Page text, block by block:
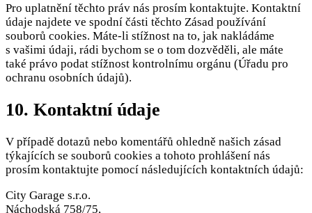
Pro uplatnění těchto práv nás prosím kontaktujte. Kontaktní
údaje najdete ve spodní části těchto Zásad používání
souborů cookies. Máte-li stížnost na to, jak nakládáme
s vašimi údaji, rádi bychom se o tom dozvěděli, ale máte
také právo podat stížnost kontrolnímu orgánu (Úřadu pro
ochranu osobních údajů).
10. Kontaktní údaje
V případě dotazů nebo komentářů ohledně našich zásad
týkajících se souborů cookies a tohoto prohlášení nás
prosím kontaktujte pomocí následujících kontaktních údajů:
City Garage s.r.o.
Náchodská 758/75,